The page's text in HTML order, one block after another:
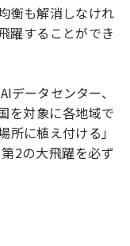
衡も解消しなけれ
躍することができ
データセンター、
を対象に各地域で
に植え付ける」
2の大飛躍を必ず